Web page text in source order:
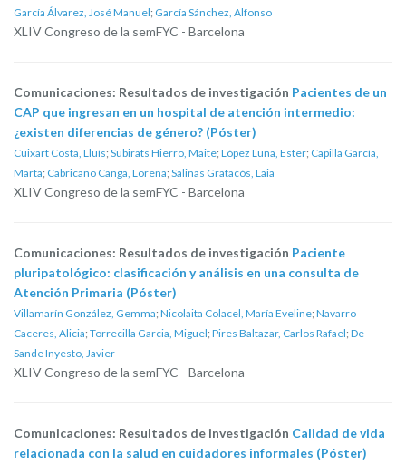
García Álvarez, José Manuel; García Sánchez, Alfonso
XLIV Congreso de la semFYC - Barcelona
Comunicaciones: Resultados de investigación Pacientes de un
CAP que ingresan en un hospital de atención intermedio:
¿existen diferencias de género? (Póster)
Cuixart Costa, Lluís; Subirats Hierro, Maite; López Luna, Ester; Capilla García,
Marta; Cabricano Canga, Lorena; Salinas Gratacós, Laia
XLIV Congreso de la semFYC - Barcelona
Comunicaciones: Resultados de investigación Paciente
pluripatológico: clasificación y análisis en una consulta de
Atención Primaria (Póster)
Villamarín González, Gemma; Nicolaita Colacel, María Eveline; Navarro
Caceres, Alicia; Torrecilla Garcia, Miguel; Pires Baltazar, Carlos Rafael; De
Sande Inyesto, Javier
XLIV Congreso de la semFYC - Barcelona
Comunicaciones: Resultados de investigación Calidad de vida
relacionada con la salud en cuidadores informales (Póster)